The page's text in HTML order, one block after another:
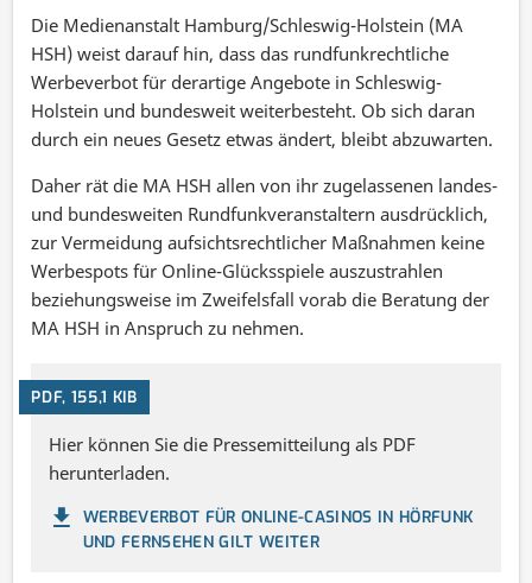
Die Medienanstalt Hamburg/Schleswig-Holstein (MA
HSH) weist darauf hin, dass das rundfunkrechtliche
Werbeverbot für derartige Angebote in Schleswig-
Holstein und bundesweit weiterbesteht. Ob sich daran
durch ein neues Gesetz etwas ändert, bleibt abzuwarten.
Daher rät die MA HSH allen von ihr zugelassenen landes-
und bundesweiten Rundfunkveranstaltern ausdrücklich,
zur Vermeidung aufsichtsrechtlicher Maßnahmen keine
Werbespots für Online-Glücksspiele auszustrahlen
beziehungsweise im Zweifelsfall vorab die Beratung der
MA HSH in Anspruch zu nehmen.
PDF, 155,1 KIB
Hier können Sie die Pressemitteilung als PDF
herunterladen.
WERBEVERBOT FÜR ONLINE-CASINOS IN HÖRFUNK
UND FERNSEHEN GILT WEITER